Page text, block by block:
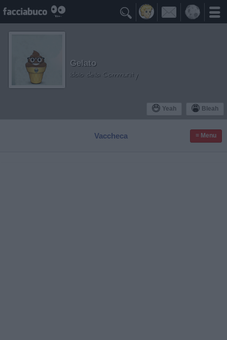

Yeah Bleah
Gelato
Idolo della Community
Vaccheca ≡ Menu